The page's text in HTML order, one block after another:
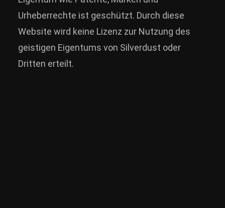
Urheberrechte ist geschützt. Durch diese
Website wird keine Lizenz zur Nutzung des
geistigen Eigentums von Silverdust oder
Dritten erteilt.